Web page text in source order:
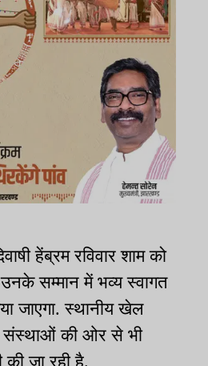
हेंब्रम रविवार शाम को
सम्मान में भव्य स्वागत
जाएगा. स्थानीय खेल
संस्थाओं की ओर से भी
जा रही है.